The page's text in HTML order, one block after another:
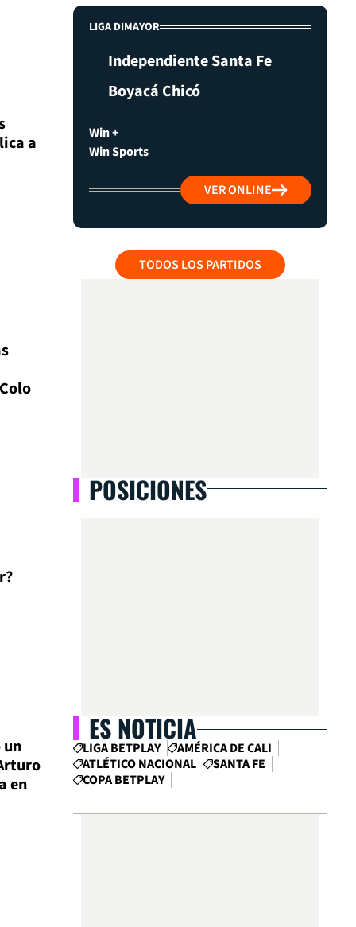
a
un
en
LIGA DIMAYOR
Independiente Santa Fe
Boyacá Chicó
Win +
Win Sports
VER ONLINE
TODOS LOS PARTIDOS
POSICIONES
ES NOTICIA
LIGA BETPLAY
AMÉRICA DE CALI
ATLÉTICO NACIONAL
SANTA FE
COPA BETPLAY